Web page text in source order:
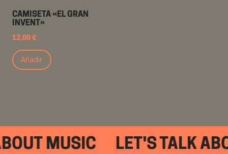
CAMISETA «EL GRAN
INVENT»
12,00 €
Añadir
MUSIC LET'S TALK